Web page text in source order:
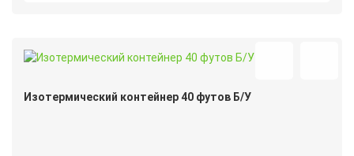
Изотермический контейнер 40 футов Б/У